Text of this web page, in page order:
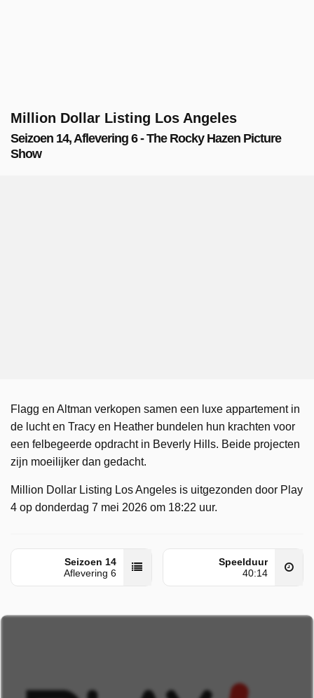
Million Dollar Listing Los Angeles
Seizoen 14, Aflevering 6 - The Rocky Hazen Picture
Show
Flagg en Altman verkopen samen een luxe appartement in
de lucht en Tracy en Heather bundelen hun krachten voor
een felbegeerde opdracht in Beverly Hills. Beide projecten
zijn moeilijker dan gedacht.
Million Dollar Listing Los Angeles is uitgezonden door Play
4 op donderdag 7 mei 2026 om 18:22 uur.
Seizoen 14
Aflevering 6
Speelduur
40:14